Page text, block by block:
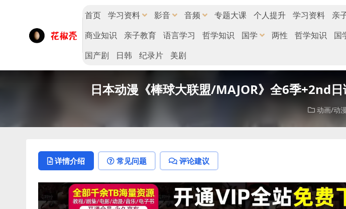
首页 学习资料 影音 音频 专题大课 个人提升 学习资料 亲
商业知识
亲子教育 语言学习 哲学知识 国学 两性 哲学知识 国
国产剧
日韩 纪录片 美剧
日本动漫《棒球大联盟/MAJOR》全6季+2nd
动画/动
详情介绍 常见问题 评论建议